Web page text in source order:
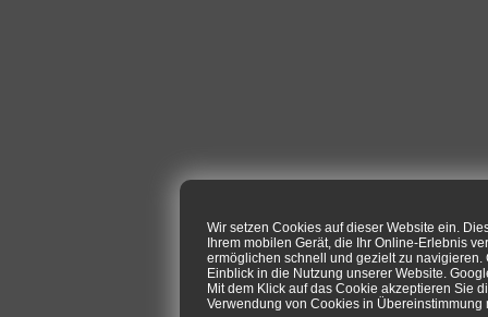
Wir setzen Cookies auf dieser Website ein.
Ihrem mobilen Gerät, die Ihr Online-Erlebnis
ermöglichen schnell und gezielt zu
Einblick in die Nutzung unserer Website.
Mit dem Klick auf das Cookie akzeptieren Sie
Verwendung von Cookies in